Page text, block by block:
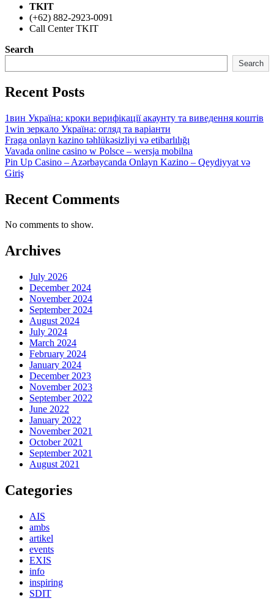
TKIT
(+62) 882-2923-0091
Call Center TKIT
Search
Search
Recent Posts
1вин Україна: кроки верифікації акаунту та виведення коштів
1win зеркало Україна: огляд та варіанти
Fraga onlayn kazino təhlükəsizliyi və etibarlılığı
Vavada online casino w Polsce – wersja mobilna
Pin Up Casino – Azərbaycanda Onlayn Kazino – Qeydiyyat və
Giriş
Recent Comments
No comments to show.
Archives
July 2026
December 2024
November 2024
September 2024
August 2024
July 2024
March 2024
February 2024
January 2024
December 2023
November 2023
September 2022
June 2022
January 2022
November 2021
October 2021
September 2021
August 2021
Categories
AIS
ambs
artikel
events
EXIS
info
inspiring
SDIT